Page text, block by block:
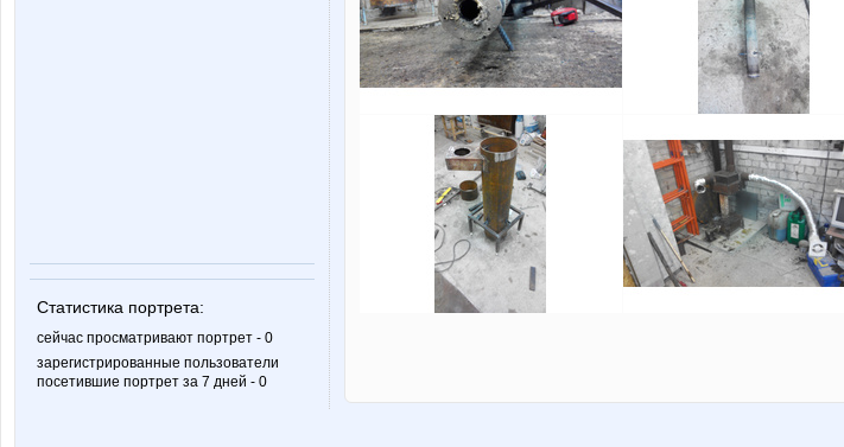
Статистика портрета:
сейчас просматривают портрет - 0
зарегистрированные пользователи
посетившие портрет за 7 дней - 0